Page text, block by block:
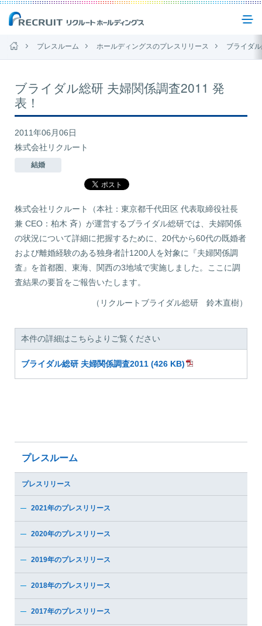
事業紹介
サステナビリティ
IR(投資家情報)
ニュース
お問い合わせ
プレスルーム ホールディングスのプレスリリース ブライダ
ブライダル総研 夫婦関係調査2011 発
表！
2011年06月06日
株式会社リクルート
結婚
株式会社リクルート（本社：東京都千代田区 代表取締役社長
兼 CEO：柏木 斉）が運営するブライダル総研では、夫婦関係
の状況について詳細に把握するために、20代から60代の既婚者
および離婚経験のある独身者計1200人を対象に『夫婦関係調
査』を首都圏、東海、関西の3地域で実施しました。ここに調
査結果の要旨をご報告いたします。
（リクルートブライダル総研 鈴木直樹）
本件の詳細はこちらよりご覧ください
ブライダル総研 夫婦関係調査2011 (426 KB)
プレスルーム
プレスリリース
2021年のプレスリリース
2020年のプレスリリース
2019年のプレスリリース
2018年のプレスリリース
2017年のプレスリリース